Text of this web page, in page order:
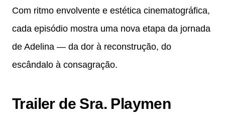
Com ritmo envolvente e estética cinematográfica,
cada episódio mostra uma nova etapa da jornada
de Adelina — da dor à reconstrução, do
escândalo à consagração.
Trailer de Sra. Playmen